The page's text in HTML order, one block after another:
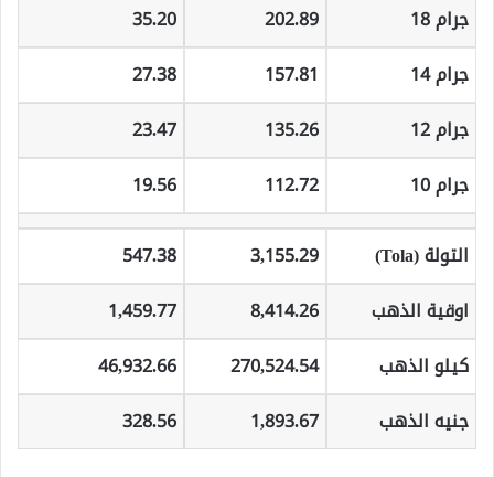
جرام 18
202.89
35.20
جرام 14
157.81
27.38
جرام 12
135.26
23.47
جرام 10
112.72
19.56
التولة (Tola) 3,155.29
547.38
اوقية الذهب
8,414.26
1,459.77
كيلو الذهب
270,524.54
46,932.66
جنيه الذهب
1,893.67
328.56